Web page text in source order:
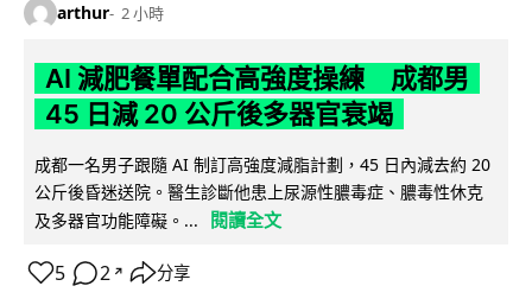
arthur 2 小時
AI 減肥餐單配合高強度操練 成都男
45 日減 20 公斤後多器官衰竭
成都一名男子跟隨 AI 制訂高強度減脂計劃，45 日內減去約 20
公斤後昏迷送院。醫生診斷他患上尿源性膿毒症、膿毒性休克
及多器官功能障礙。...
閱讀全文
5 2 ↗ 分享